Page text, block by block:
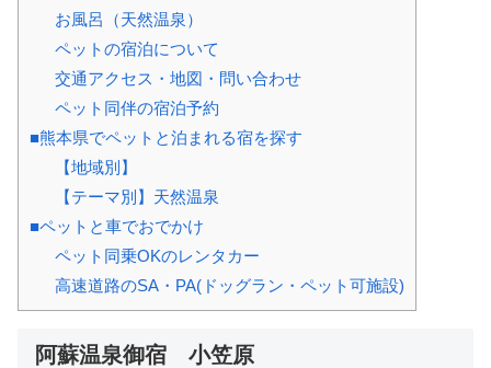
お風呂（天然温泉）
ペットの宿泊について
交通アクセス・地図・問い合わせ
ペット同伴の宿泊予約
■熊本県でペットと泊まれる宿を探す
【地域別】
【テーマ別】天然温泉
■ペットと車でおでかけ
ペット同乗OKのレンタカー
高速道路のSA・PA(ドッグラン・ペット可施設)
阿蘇温泉御宿 小笠原